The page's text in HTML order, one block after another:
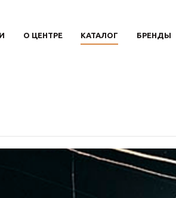
О ЦЕНТРЕ КАТАЛОГ БРЕНДЫ